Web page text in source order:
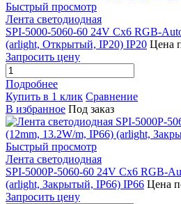
Быстрый просмотр
Лента светодиодная
SPI-5000-5060-60 24V Cx6 RGB-
(arlight, Открытый, IP20) IP20 Цена
Запросить цену
Подробнее
Купить в 1 клик Сравнение
В избранное Под заказ
Быстрый просмотр
Лента светодиодная
SPI-5000P-5060-60 24V Cx6 RGB-
(arlight, Закрытый, IP66) IP66 Цена
Запросить цену